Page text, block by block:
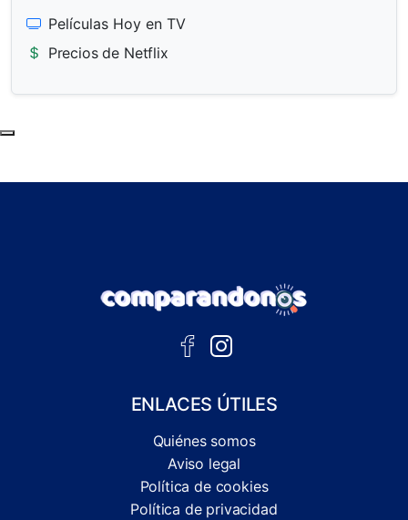
Películas Hoy en TV
Precios de Netflix
ENLACES ÚTILES
Quiénes somos
Aviso legal
Política de cookies
Política de privacidad